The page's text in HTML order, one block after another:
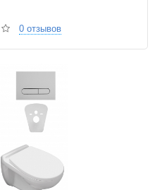
0 отзывов